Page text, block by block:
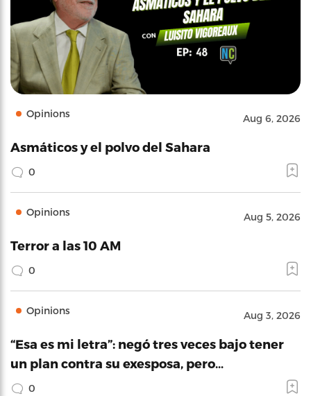
Opinions Aug 6, 2026
Asmáticos y el polvo del Sahara
0
Opinions Aug 5, 2026
Terror a las 10 AM
0
Opinions Aug 3, 2026
“Esa es mi letra”: negó tres veces bajo tener
un plan contra su exesposa, pero…
0